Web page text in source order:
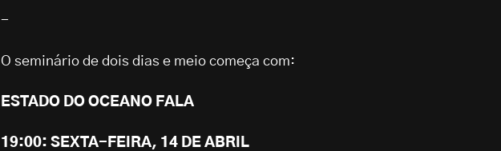
-
O seminário de dois dias e meio começa com:
ESTADO DO OCEANO FALA
19:00: SEXTA-FEIRA, 14 DE ABRIL